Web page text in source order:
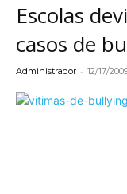
Escolas
casos de
Administrador - 12/17/